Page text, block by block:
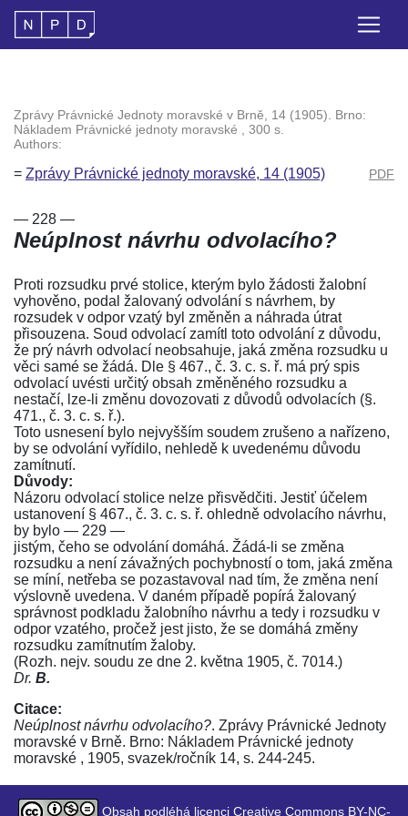
Zprávy Právnické Jednoty moravské v Brně, 14 (1905). Brno:
Nákladem Právnické jednoty moravské , 300 s.
Authors:
= Zprávy Právnické jednoty moravské, 14 (1905) PDF
— 228 —
Neúplnost návrhu odvolacího?
Proti rozsudku prvé stolice, kterým bylo žádosti žalobní
vyhověno, podal žalovaný odvolání s návrhem, by
rozsudek v odpor vzatý byl změněn a náhrada útrat
přisouzena. Soud odvolací zamítl toto odvolání z důvodu,
že prý návrh odvolací neobsahuje, jaká změna rozsudku u
věci samé se žádá. Dle § 467., č. 3. c. s. ř. má prý spis
odvolací uvésti určitý obsah změněného rozsudku a
nestačí, lze-li změnu dovozovati z důvodů odvolacích (§.
471., č. 3. c. s. ř.).
Toto usnesení bylo nejvyšším soudem zrušeno a nařízeno,
by se odvolání vyřídilo, nehledě k uvedenému důvodu
zamítnutí.
Důvody:
Názoru odvolací stolice nelze přisvědčiti. Jestiť účelem
ustanovení § 467., č. 3. c. s. ř. ohledně odvolacího návrhu,
by bylo — 229 —
jistým, čeho se odvolání domáhá. Žádá-li se změna
rozsudku a není závažných pochybností o tom, jaká změna
se míní, netřeba se pozastavoval nad tím, že změna není
výslovně uvedena. V daném případě popírá žalovaný
správnost podkladu žalobního návrhu a tedy i rozsudku v
odpor vzatého, pročež jest jisto, že se domáhá změny
rozsudku zamítnutím žaloby.
(Rozh. nejv. soudu ze dne 2. května 1905, č. 7014.)
Dr. B.
Citace:
Neúplnost návrhu odvolacího?. Zprávy Právnické Jednoty
moravské v Brně. Brno: Nákladem Právnické jednoty
moravské , 1905, svazek/ročník 14, s. 244-245.
Obsah podléhá licenci Creative Commons BY-NC-